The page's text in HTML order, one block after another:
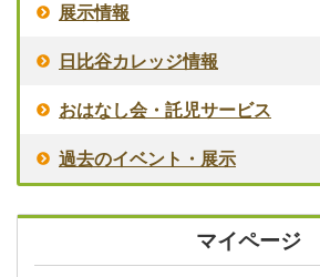
展示情報
日比谷カレッジ情報
おはなし会・託児サービス
過去のイベント・展示
マイページ